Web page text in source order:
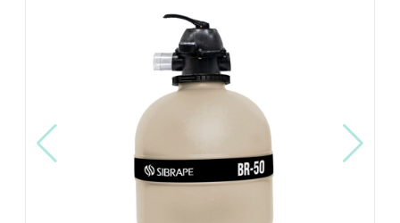
ADICIONAR MAIS PRODUTOS
FECHAR ORÇAMENTO